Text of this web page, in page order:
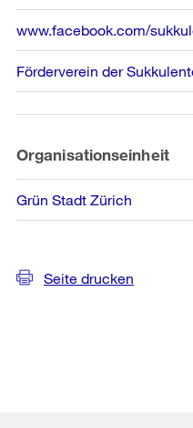
www.facebook.com/
Förderverein der
Organisationseinheit
Grün Stadt Zürich
Seite drucken